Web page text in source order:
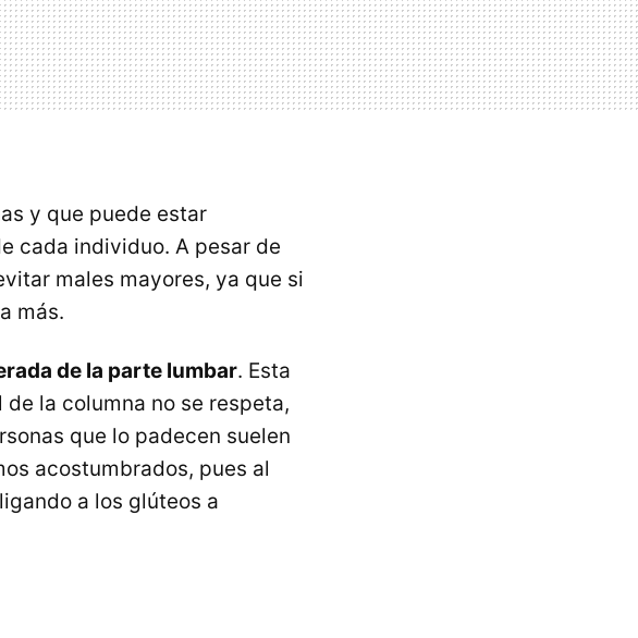
y que puede estar
cada individuo. A pesar de
males mayores, ya que si
más.
de la parte lumbar. Esta
la columna no se respeta,
que lo padecen suelen
acostumbrados, pues al
a los glúteos a